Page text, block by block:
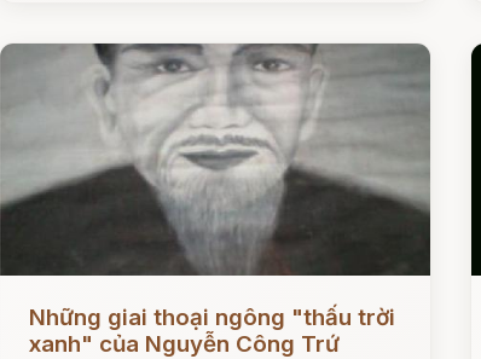
Những giai thoại ngông "thấu trời
xanh" của Nguyễn Công Trứ